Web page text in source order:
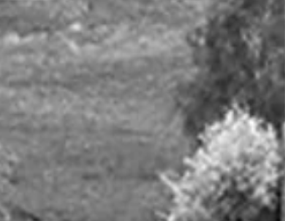
aplicativo
arquitetura casaarquitetura cinema
arquitetura esculturas
arquitetura eólica
arquitetura hotel arquitetura itália catedral
arquitetura rodoviaarquitetura shopping
arte ilustrações arquitetos
bienal brasil casa
china
cidade cidades cidades qualidade de vida
comercial
construção
design
design escritório
domotica
energia solar
estadios estados unidos. eua europa
exposição
luiz deusdaramaquete
marketing
materiais
materiales
mercado imobiliario
metropolismobilidade
nanomaterial
nanotecnologianatalpalestra